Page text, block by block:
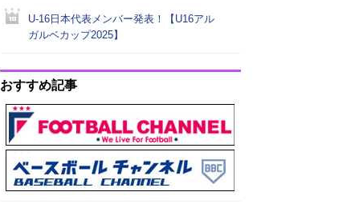
U-16日本代表メンバー発表！【U16アル
ガルベカップ2025】
おすすめ記事